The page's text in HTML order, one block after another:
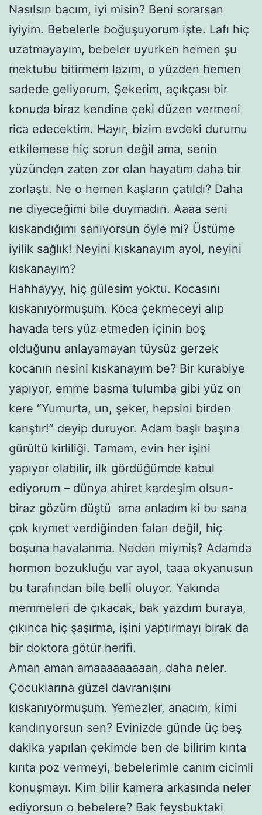
Nasılsın bacım, iyi misin? Beni sorarsan
iyiyim. Bebelerle boğuşuyorum işte. Lafı hiç
uzatmayayım, bebeler uyurken hemen şu
mektubu bitirmem lazım, o yüzden hemen
sadede geliyorum. Şekerim, açıkçası bir
konuda biraz kendine çeki düzen vermeni
rica edecektim. Hayır, bizim evdeki durumu
etkilemese hiç sorun değil ama, senin
yüzünden zaten zor olan hayatım daha bir
zorlaştı. Ne o hemen kaşların çatıldı? Daha
ne diyeceğimi bile duymadın. Aaaa seni
kıskandığımı sanıyorsun öyle mi? Üstüme
iyilik sağlık! Neyini kıskanayım ayol, neyini
kıskanayım?
Hahhayyy, hiç gülesim yoktu. Kocasını
kıskanıyormuşum. Koca çekmeceyi alıp
havada ters yüz etmeden içinin boş
olduğunu anlayamayan tüysüz gerzek
kocanın nesini kıskanayım be? Bir kurabiye
yapıyor, emme basma tulumba gibi yüz on
kere “Yumurta, un, şeker, hepsini birden
karıştır!” deyip duruyor. Adam başlı başına
gürültü kirliliği. Tamam, evin her işini
yapıyor olabilir, ilk gördüğümde kabul
ediyorum – dünya ahiret kardeşim olsun-
biraz gözüm düştü ama anladım ki bu sana
çok kıymet verdiğinden falan değil, hiç
boşuna havalanma. Neden miymiş? Adamda
hormon bozukluğu var ayol, taaa okyanusun
bu tarafından bile belli oluyor. Yakında
memmeleri de çıkacak, bak yazdım buraya,
çıkınca hiç şaşırma, işini yaptırmayı bırak da
bir doktora götür herifi.
Aman aman amaaaaaaaaan, daha neler.
Çocuklarına güzel davranışını
kıskanıyormuşum. Yemezler, anacım, kimi
kandırıyorsun sen? Evinizde günde üç beş
dakika yapılan çekimde ben de bilirim kırıta
kırıta poz vermeyi, bebelerimle canım cicimli
konuşmayı. Kim bilir kamera arkasında neler
ediyorsun o bebelere? Bak feysbuktaki